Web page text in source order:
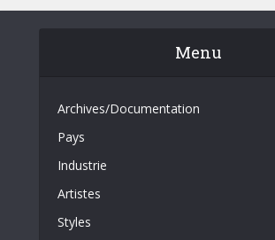
Menu
Archives/Documentation
Pays
Industrie
Artistes
Styles